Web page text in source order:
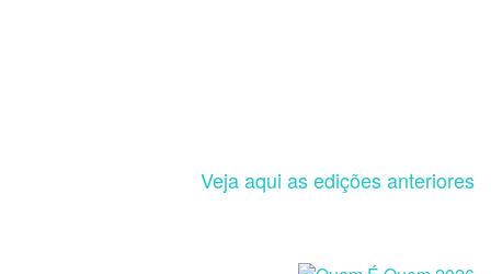
Veja aqui as edições anteriores